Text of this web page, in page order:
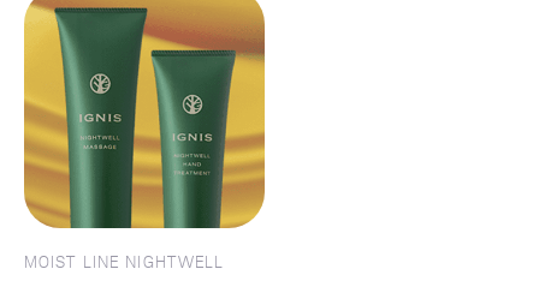
MOIST LINE NIGHTWELL